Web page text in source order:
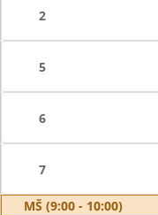
2
5
6
7
MŠ (9:00 - 10:00)